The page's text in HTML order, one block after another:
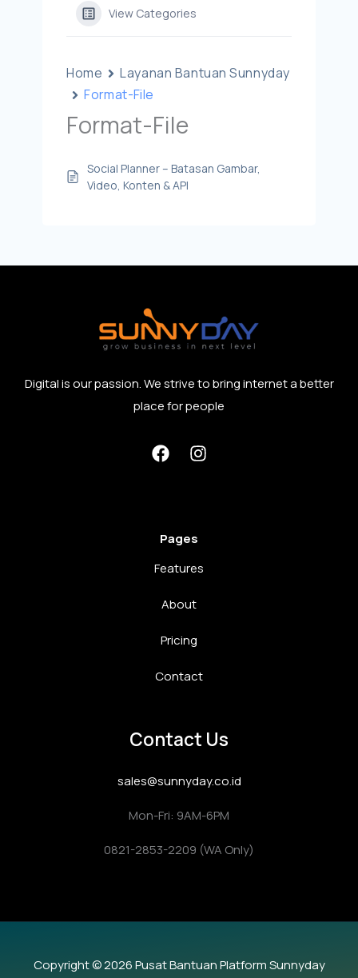
View Categories
Home
Layanan Bantuan Sunnyday
Format-File
Format-File
Social Planner – Batasan Gambar,
Video, Konten & API
Digital is our passion. We strive to bring internet a better
place for people
Pages
Features
About
Pricing
Contact
Contact Us
sales@sunnyday.co.id
Mon-Fri: 9AM-6PM
0821-2853-2209 (WA Only)
Copyright © 2026 Pusat Bantuan Platform Sunnyday